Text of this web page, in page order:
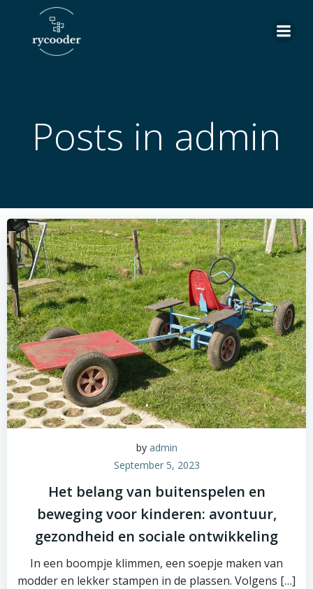
Posts in admin
by admin
September 5, 2023
Het belang van buitenspelen en
beweging voor kinderen: avontuur,
gezondheid en sociale ontwikkeling
In een boompje klimmen, een soepje maken van
modder en lekker stampen in de plassen. Volgens […]